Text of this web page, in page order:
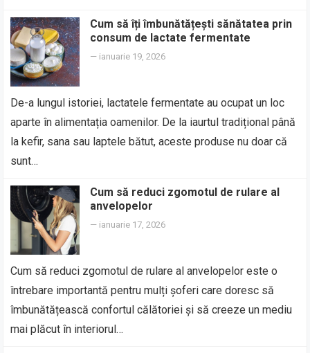
Cum să îți îmbunătățești sănătatea prin
consum de lactate fermentate
— ianuarie 19, 2026
De-a lungul istoriei, lactatele fermentate au ocupat un loc
aparte în alimentația oamenilor. De la iaurtul tradițional până
la kefir, sana sau laptele bătut, aceste produse nu doar că
sunt…
Cum să reduci zgomotul de rulare al
anvelopelor
— ianuarie 17, 2026
Cum să reduci zgomotul de rulare al anvelopelor este o
întrebare importantă pentru mulți șoferi care doresc să
îmbunătățească confortul călătoriei și să creeze un mediu
mai plăcut în interiorul…